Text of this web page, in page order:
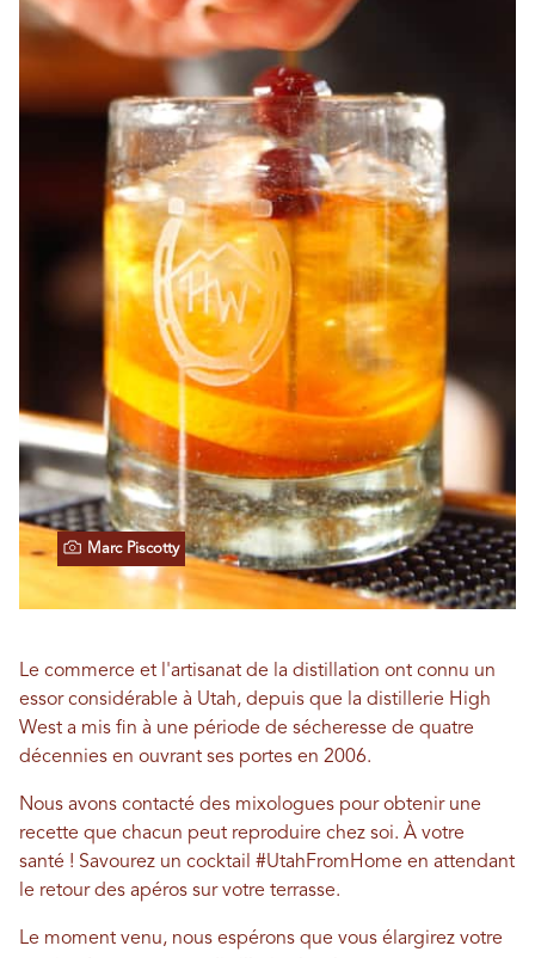
Marc Piscotty
Le commerce et l'artisanat de la distillation ont connu un
essor considérable à Utah, depuis que la distillerie High
West a mis fin à une période de sécheresse de quatre
décennies en ouvrant ses portes en 2006.
Nous avons contacté des mixologues pour obtenir une
recette que chacun peut reproduire chez soi. À votre
santé ! Savourez un cocktail #UtahFromHome en attendant
le retour des apéros sur votre terrasse.
Le moment venu, nous espérons que vous élargirez votre